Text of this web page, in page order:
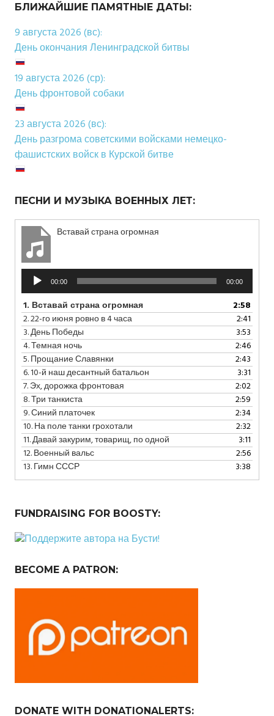
БЛИЖАЙШИЕ ПАМЯТНЫЕ ДАТЫ:
9 августа 2026 (вс):
День окончания Ленинградской битвы
19 августа 2026 (ср):
День фронтовой собаки
23 августа 2026 (вс):
День разгрома советскими войсками немецко-
фашистских войск в Курской битве
ПЕСНИ И МУЗЫКА ВОЕННЫХ ЛЕТ:
Вставай страна огромная
Аудиоплеер
00:00 00:00
1. Вставай страна огромная
2:58
2.22-го июня ровно в 4 часа
2:41
3.День Победы
3:53
4.Темная ночь
2:46
5.Прощание Славянки
2:43
6.10-й наш десантный батальон
3:31
7.Эх, дорожка фронтовая
2:02
8.Три танкиста
2:59
9.Синий платочек
2:34
10.На поле танки грохотали
2:32
11.Давай закурим, товарищ, по одной
3:11
12.Военный вальс
2:56
13.Гимн СССР 3:38
FUNDRAISING FOR BOOSTY:
BECOME A PATRON:
DONATE WITH DONATIONALERTS: